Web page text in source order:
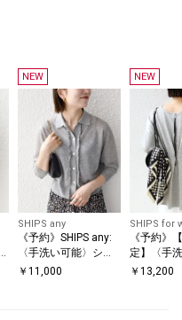
NEW
SHIPS any
《予約》SHIPS any:
〈手洗い可能〉シア
ー フリル コンパクト
￥ 11,000
NEW
SHIPS for
《予約》
定】〈手
裾 ツイス
￥13,200